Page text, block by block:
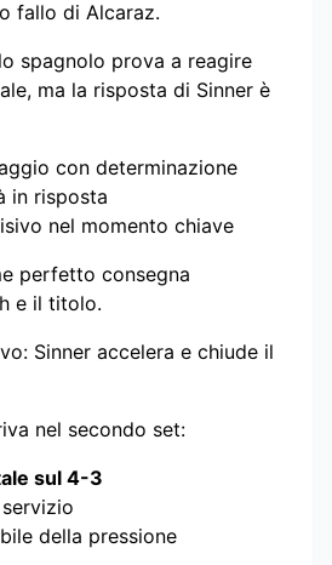
fallo di Alcaraz.
spagnolo prova a reagire
ma la risposta di Sinner è
con determinazione
in risposta
nel momento chiave
perfetto consegna
e il titolo.
Sinner accelera e chiude il
nel secondo set:
sul 4-3
della pressione